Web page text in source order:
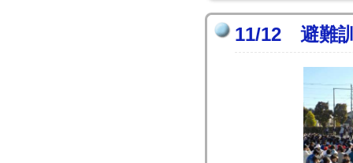
11/12 避難